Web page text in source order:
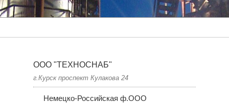
ООО "ТЕХНОСНАБ"
г.Курск проспект Кулакова 24
Немецко-Российская ф.ООО